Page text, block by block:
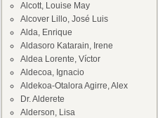
Alcott, Louise May
Alcover Lillo, José Luis
Alda, Enrique
Aldasoro Katarain, Irene
Aldea Lorente, Víctor
Aldecoa, Ignacio
Aldekoa-Otalora Agirre, Alex
Dr. Alderete
Alderson, Lisa